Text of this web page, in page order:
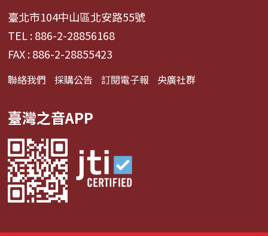
臺北市104中山區北安路55號
TEL : 886-2-28856168
FAX : 886-2-28855423
聯絡我們 採購公告 訂閱電子報 央廣社群
臺灣之音APP